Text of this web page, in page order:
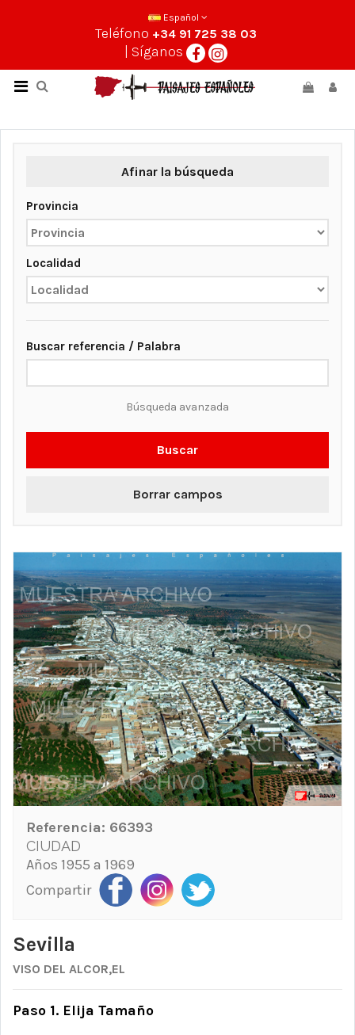
Español
Teléfono +34 91 725 38 03
| Síganos
Afinar la búsqueda
Provincia
Localidad
Buscar referencia / Palabra
Búsqueda avanzada
Buscar
Borrar campos
Referencia: 66393
CIUDAD
Años 1955 a 1969
Compartir
Sevilla
VISO DEL ALCOR,EL
Paso 1. Elija Tamaño